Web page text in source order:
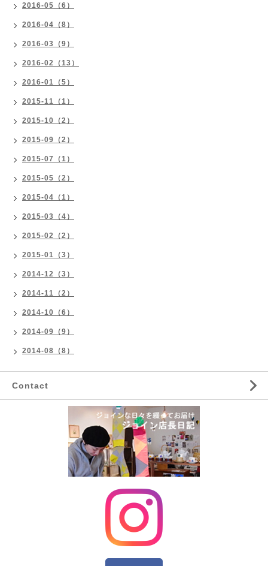
2016-05（6）
2016-04（8）
2016-03（9）
2016-02（13）
2016-01（5）
2015-11（1）
2015-10（2）
2015-09（2）
2015-07（1）
2015-05（2）
2015-04（1）
2015-03（4）
2015-02（2）
2015-01（3）
2014-12（3）
2014-11（2）
2014-10（6）
2014-09（9）
2014-08（8）
Contact